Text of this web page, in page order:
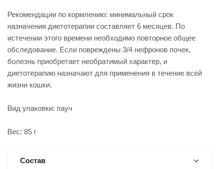
Рекомендации по кормлению: минимальный срок
назначения диетотерапии составляет 6 месяцев. По
истечении этого времени необходимо повторное общее
обследование. Если повреждены 3/4 нефронов почек,
болезнь приобретает необратимый характер, и
диетотерапию назначают для применения в течение всей
жизни кошки.
Вид упаковки: пауч
Вес: 85 г
Состав